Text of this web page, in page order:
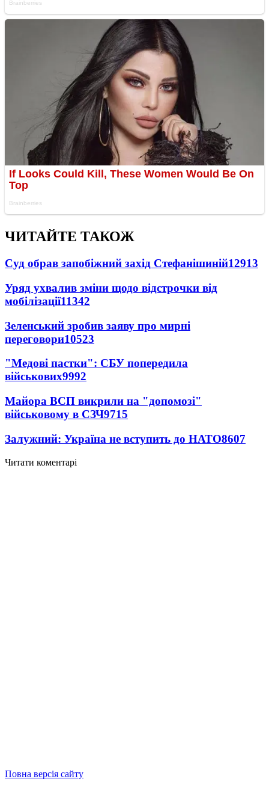
ЧИТАЙТЕ ТАКОЖ
Суд обрав запобіжний захід Стефанішиній12913
Уряд ухвалив зміни щодо відстрочки від
мобілізації11342
Зеленський зробив заяву про мирні
переговори10523
"Медові пастки": СБУ попередила
військових9992
Майора ВСП викрили на "допомозі"
військовому в СЗЧ9715
Залужний: Україна не вступить до НАТО8607
Читати коментарі
Повна версія сайту